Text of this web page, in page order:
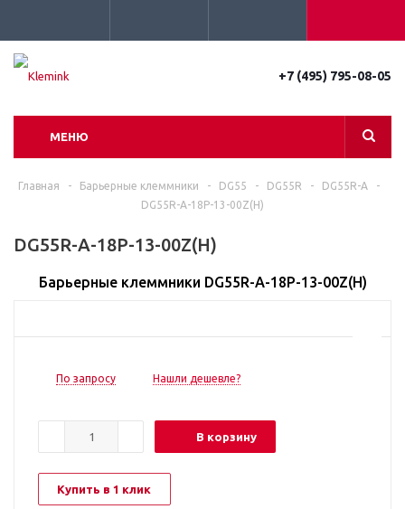
+7 (495) 795-08-05
МЕНЮ
Главная - Барьерные клеммники - DG55 - DG55R - DG55R-A
-
DG55R-A-18P-13-00Z(H)
DG55R-A-18P-13-00Z(H)
Барьерные клеммники DG55R-A-18P-13-00Z(H)
По запросу Нашли дешевле?
В корзину
Купить в 1 клик